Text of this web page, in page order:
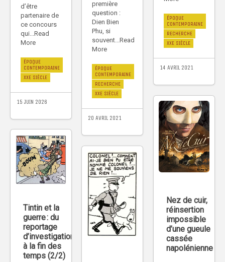
d’être
partenaire de
ce concours
qui...Read
More
ÉPOQUE
CONTEMPORAINE
XXE SIÈCLE
15 JUIN 2026
première
question :
Dien Bien
Phu, si
souvent...Read
More
ÉPOQUE
CONTEMPORAINE
RECHERCHE
XXE SIÈCLE
20 AVRIL 2021
ÉPOQUE
CONTEMPORAINE
RECHERCHE
XXE SIÈCLE
14 AVRIL 2021
Nez de cuir,
réinsertion
impossible
d’une gueule
cassée
napolénienne
Tintin et la
guerre : du
reportage
d’investigation
à la fin des
temps (2/2)